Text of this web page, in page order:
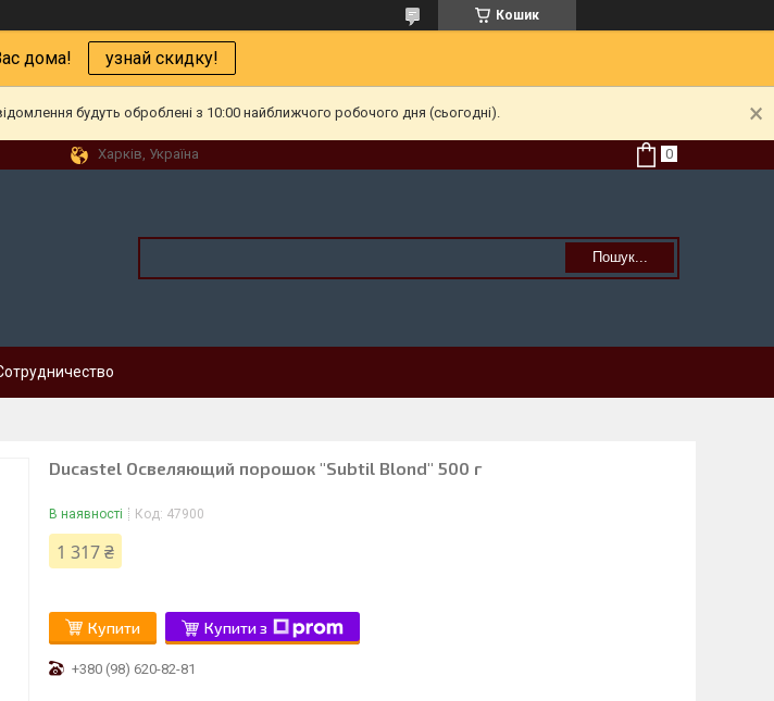
Кошик
дома! узнай скидку!
будуть оброблені з 10:00 найближчого робочого дня (сьогодні).
Харків, Україна
Пошук...
Ducastel Освеляющий порошок "Subtil Blond" 500 г
В наявності Код: 47900
1 317 ₴
Купити Купити з
+380 (98) 620-82-81